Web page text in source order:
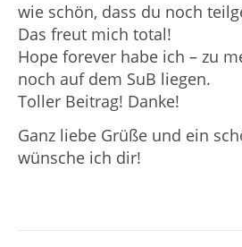
wie schön, dass du noch
Das freut mich total!
Hope forever habe ich – zu
noch auf dem SuB liegen.
Toller Beitrag! Danke!
Ganz liebe Grüße und ein
wünsche ich dir!